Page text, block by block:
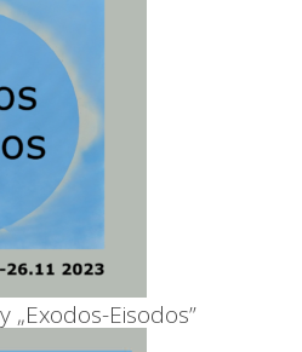
„Exodos-Eisodos”